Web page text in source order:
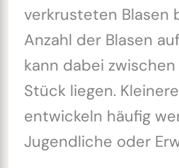
verkrusteten Blasen
Anzahl der Blasen
kann dabei
Stück liegen.
entwickeln häufig
Jugendliche oder